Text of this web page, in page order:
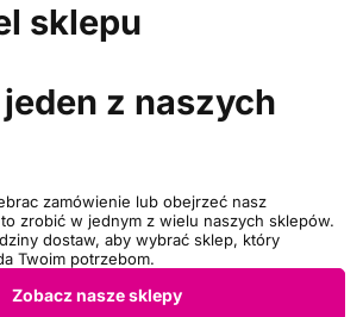
sklepu
z naszych
zamówienie lub obejrzeć nasz
zrobić w jednym z wielu naszych sklepów.
dostaw, aby wybrać sklep, który
Twoim potrzebom.
Zobacz nasze sklepy